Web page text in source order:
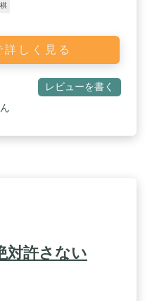
しく見る
レビューを書く
対許さない